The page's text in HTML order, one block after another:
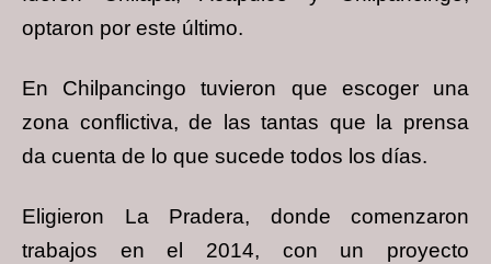
optaron por este último.
En Chilpancingo tuvieron que escoger una
zona conflictiva, de las tantas que la prensa
da cuenta de lo que sucede todos los días.
Eligieron La Pradera, donde comenzaron
trabajos en el 2014, con un proyecto